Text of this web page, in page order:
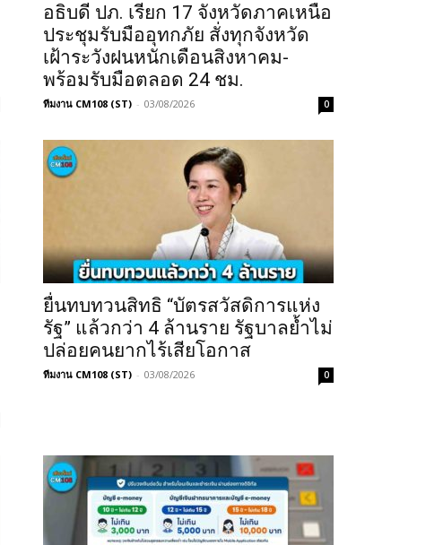
อธิบดี ปภ. เรียก 17 จังหวัดภาคเหนือ
ประชุมรับมืออุทกภัย สั่งทุกจังหวัด
เฝ้าระวังฝนหนักเดือนสิงหาคม-
พร้อมรับมือตลอด 24 ชม.
ทีมงาน CM108 (ST) - 03/08/2026 0
ยื่นทบทวนสิทธิ “บัตรสวัสดิการแห่ง
รัฐ” แล้วกว่า 4 ล้านราย รัฐบาลย้ำไม่
ปล่อยคนยากไร้เสียโอกาส
ทีมงาน CM108 (ST) - 03/08/2026 0